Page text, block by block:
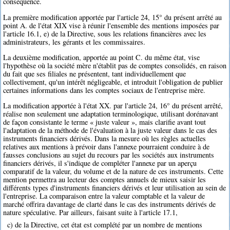
La première modification apportée par l'article 24, 15° du présent arrêté au
point A. de l'état XIX vise à réunir l'ensemble des mentions imposées par
l'article 16.1, e) de la Directive, sous les relations financières avec les
administrateurs, les gérants et les commissaires.
La deuxième modification, apportée au point C. du même état, vise
l'hypothèse où la société mère n'établit pas de comptes consolidés, en raison
du fait que ses filiales ne présentent, tant individuellement que
collectivement, qu'un intérêt négligeable, et introduit l'obligation de publier
certaines informations dans les comptes sociaux de l'entreprise mère.
La modification apportée à l'état XX. par l'article 24, 16° du présent arrêté,
réalise non seulement une adaptation terminologique, utilisant dorénavant
de façon consistante le terme « juste valeur », mais clarifie avant tout
l'adaptation de la méthode de l'évaluation à la juste valeur dans le cas des
instruments financiers dérivés. Dans la mesure où les règles actuelles
relatives aux mentions à prévoir dans l'annexe pourraient conduire à de
fausses conclusions au sujet du recours par les sociétés aux instruments
financiers dérivés, il s'indique de compléter l'annexe par un aperçu
comparatif de la valeur, du volume et de la nature de ces instruments. Cette
mention permettra au lecteur des comptes annuels de mieux saisir les
différents types d'instruments financiers dérivés et leur utilisation au sein de
l'entreprise. La comparaison entre la valeur comptable et la valeur de
marché offrira davantage de clarté dans le cas des instruments dérivés de
nature spéculative. Par ailleurs, faisant suite à l'article 17.1,
c) de la Directive, cet état est complété par un nombre de mentions